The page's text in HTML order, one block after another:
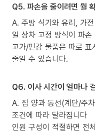
Q5. 파손을 줄이려면 뭘
A. 주방 식기와 유리, 가
일 상차 고정 방식이 파손
고가/민감 물품은 따로
줄일 수 있습니다.
Q6. 이사 시간이 얼마나
A. 짐 양과 동선(계단/주
조건에 따라 달라집니다
인원 구성이 적절하면 전